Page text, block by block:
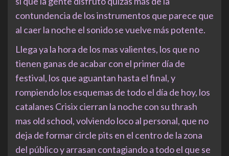
contundencia de los instrumentos que parece que
al caer la noche el sonido se vuelve más potente.
Llega ya la hora de los mas valientes, los que no
tienen ganas de acabar con el primer día de
festival, los que aguantan hasta el final, y
rompiendo los esquemas de todo el día de hoy, los
catalanes Crisix cierran la noche con su thrash
mas old school, volviendo loco al personal, que no
deja de formar circle pits en el centro de la zona
del público y arrasan contagiando a todo el que se